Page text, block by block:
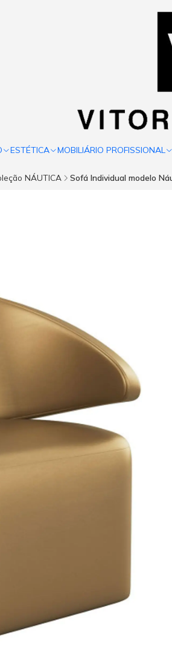
ESTÉTICA MOBILIÁRIO PROFISSIONAL
NÁUTICA Sofá Individual modelo